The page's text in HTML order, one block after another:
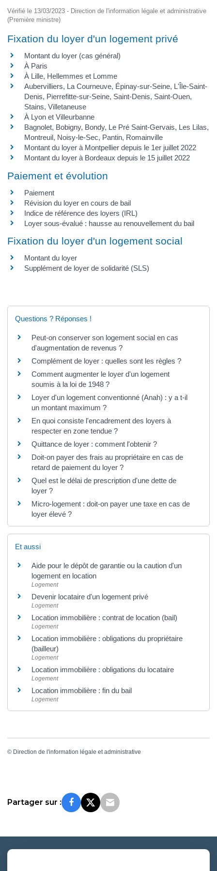
Vérifié le 13/03/2023 - Direction de l'information légale et administrative
(Première ministre)
Fixation du loyer d'un logement privé
Montant du loyer (cas général)
À Paris
À Lille, Hellemmes et Lomme
Aubervilliers, La Courneuve, Épinay-sur-Seine, L'Île-Saint-
Denis, Pierrefitte-sur-Seine, Saint-Denis, Saint-Ouen,
Stains, Villetaneuse
À Lyon et Villeurbanne
Bagnolet, Bobigny, Bondy, Le Pré Saint-Gervais, Les Lilas,
Montreuil, Noisy-le-Sec, Pantin, Romainville
Montant du loyer à Montpellier depuis le 1er juillet 2022
Montant du loyer à Bordeaux depuis le 15 juillet 2022
Paiement et évolution
Paiement
Révision du loyer en cours de bail
Indice de référence des loyers (IRL)
Loyer sous-évalué : hausse au renouvellement du bail
Fixation du loyer d'un logement social
Montant du loyer
Supplément de loyer de solidarité (SLS)
Questions ? Réponses !
Peut-on conserver son logement social en cas
d'augmentation de revenus ?
Complément de loyer : quelles sont les règles ?
Comment augmenter le loyer d'un logement
soumis à la loi de 1948 ?
Loyer d'un logement conventionné (Anah) : y a t-il
un montant maximum ?
En quoi consiste l'encadrement des loyers à
respecter en zone tendue ?
Quittance de loyer : comment l'obtenir ?
Doit-on payer des frais au propriétaire en cas de
retard de paiement du loyer ?
Quel est le délai de prescription d'une dette de
loyer ?
Micro-logement : doit-on payer une taxe en cas de
loyer élevé ?
Et aussi
Aide pour le dépôt de garantie ou la caution d'un
logement en location
Logement
Devenir locataire d'un logement privé
Logement
Location immobilière : contrat de location (bail)
Logement
Location immobilière : obligations du propriétaire
(bailleur)
Logement
Location immobilière : obligations du locataire
Logement
Location immobilière : fin du bail
Logement
© Direction de l'information légale et administrative
Partager sur :